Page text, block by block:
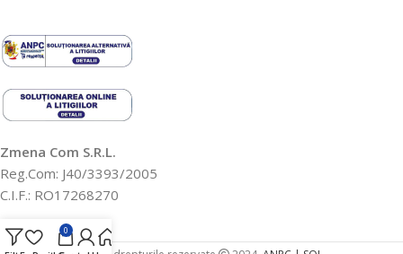
Zmena Com S.R.L.
Reg.Com: J40/3393/2005
C.I.F.: RO17268270
0